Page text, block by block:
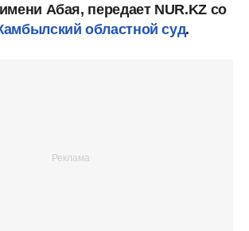
Абая, передает NUR.KZ со
областной суд.